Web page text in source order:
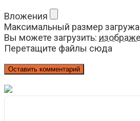
чтобы
прокомментировать
прокомментировать
Вложения
Максимальный размер
Вы можете загрузить:
Перетащите файлы сюда